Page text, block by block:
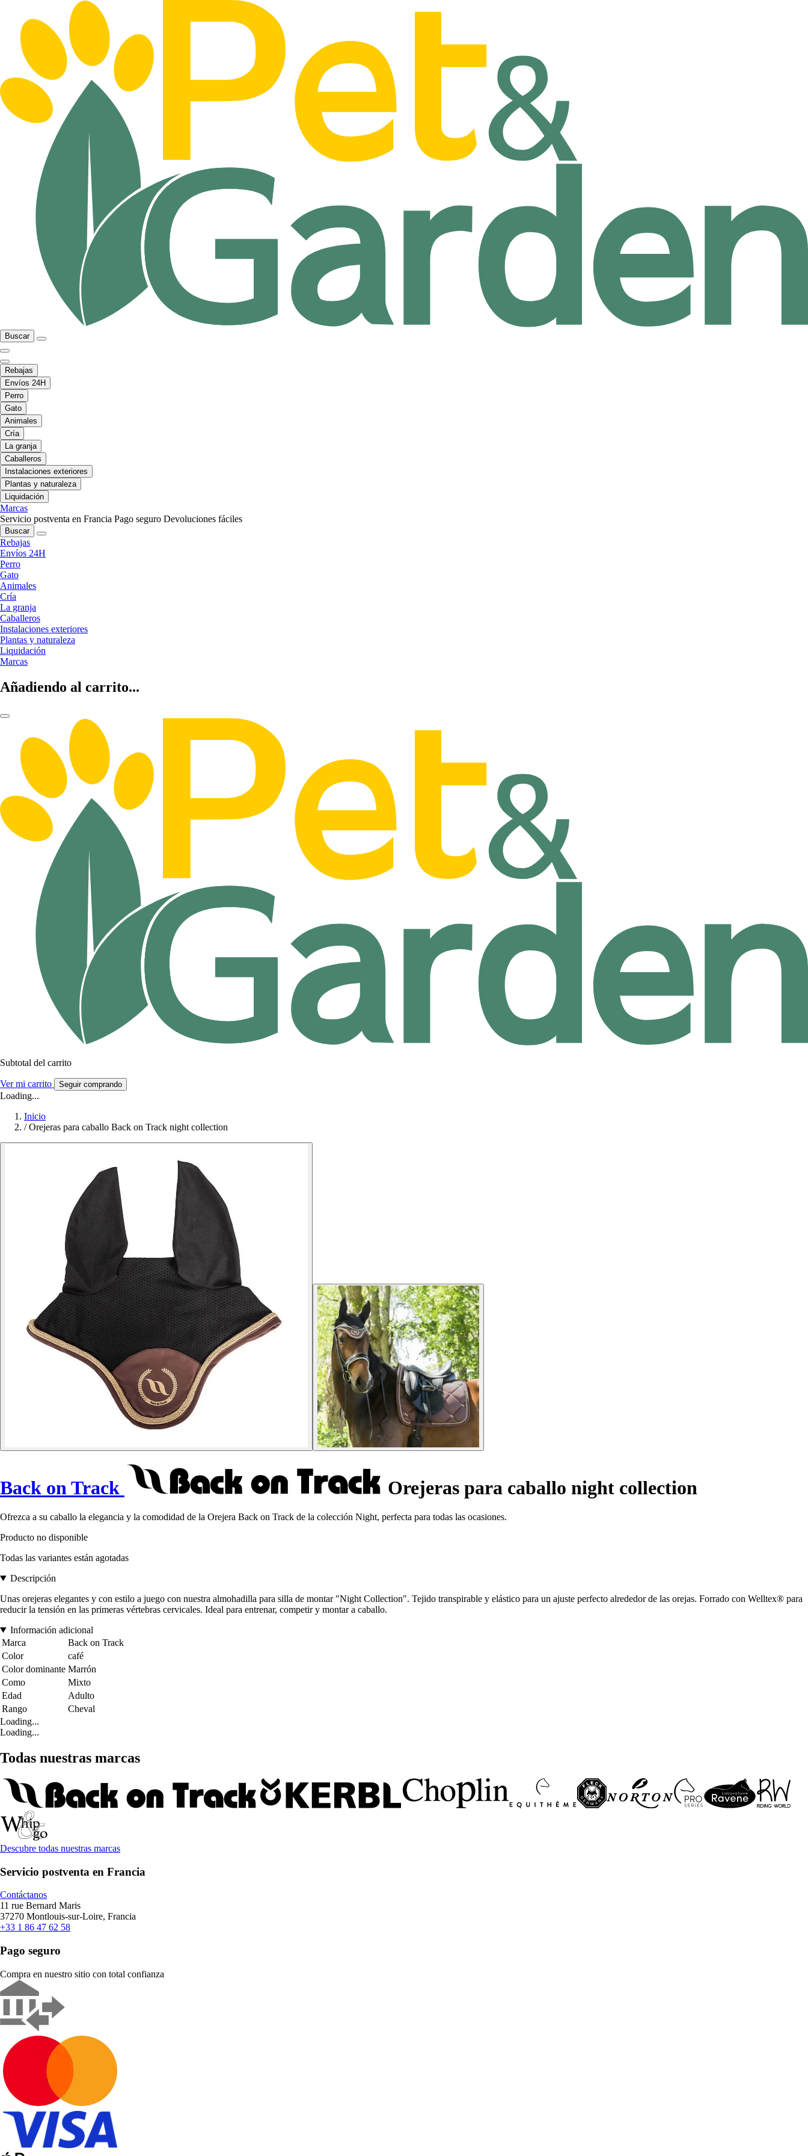
Buscar
Rebajas
Envíos 24H
Perro
Gato
Animales
Cría
La granja
Caballeros
Instalaciones exteriores
Plantas y naturaleza
Liquidación
Marcas
Servicio postventa en Francia Pago seguro Devoluciones fáciles
Buscar
Rebajas
Envíos 24H
Perro
Gato
Animales
Cría
La granja
Caballeros
Instalaciones exteriores
Plantas y naturaleza
Liquidación
Marcas
Añadiendo al carrito...
Subtotal del carrito
Ver mi carrito Seguir comprando
Loading...
Inicio
/ Orejeras para caballo Back on Track night collection
Back on Track Orejeras para caballo night collection
Ofrezca a su caballo la elegancia y la comodidad de la Orejera Back on Track de la colección Night, perfecta para todas las ocasiones.
Producto no disponible
Todas las variantes están agotadas
Descripción
Unas orejeras elegantes y con estilo a juego con nuestra almohadilla para silla de montar "Night Collection". Tejido transpirable y elástico para un ajuste perfecto alrededor de las orejas. Forrado con Welltex® para
reducir la tensión en las primeras vértebras cervicales. Ideal para entrenar, competir y montar a caballo.
Información adicional
Marca
Back on Track
Color
café
Color dominante Marrón
Como
Mixto
Edad
Adulto
Rango
Cheval
Loading...
Loading...
Todas nuestras marcas
Descubre todas nuestras marcas
Servicio postventa en Francia
Contáctanos
11 rue Bernard Maris
37270 Montlouis-sur-Loire, Francia
+33 1 86 47 62 58
Pago seguro
Compra en nuestro sitio con total confianza